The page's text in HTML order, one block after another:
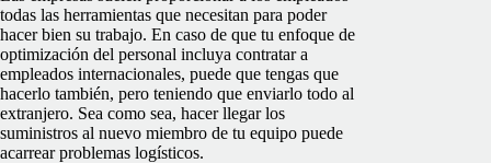
todas las herramientas que necesitan para poder
hacer bien su trabajo. En caso de que tu enfoque de
optimización del personal incluya contratar a
empleados internacionales, puede que tengas que
hacerlo también, pero teniendo que enviarlo todo al
extranjero. Sea como sea, hacer llegar los
suministros al nuevo miembro de tu equipo puede
acarrear problemas logísticos.